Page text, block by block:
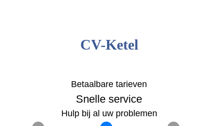
CV-Ketel
Betaalbare tarieven
Snelle service
Hulp bij al uw problemen